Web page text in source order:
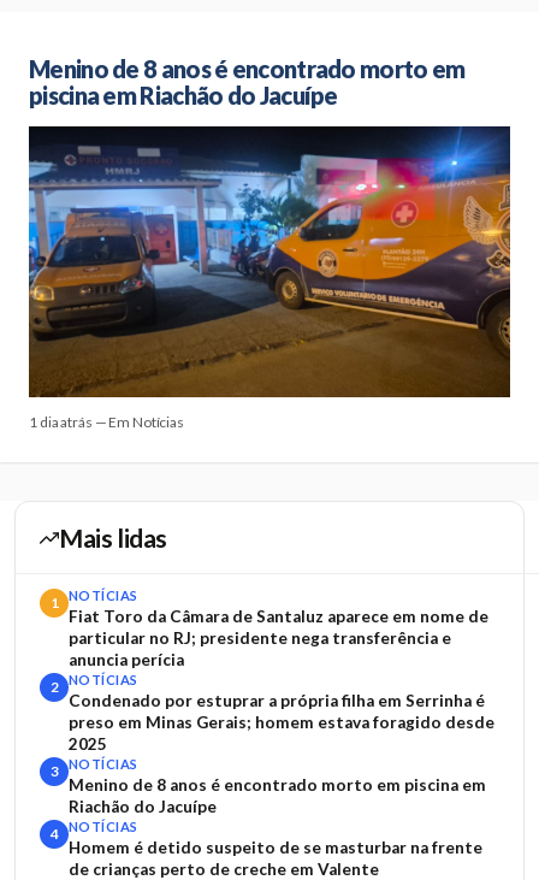
Menino de 8 anos é encontrado morto em
piscina em Riachão do Jacuípe
1 dia atrás — Em Notícias
Mais lidas
1 NOTÍCIAS
Fiat Toro da Câmara de Santaluz aparece em nome de
particular no RJ; presidente nega transferência e
anuncia perícia
2 NOTÍCIAS
Condenado por estuprar a própria filha em Serrinha é
preso em Minas Gerais; homem estava foragido desde
2025
3 NOTÍCIAS
Menino de 8 anos é encontrado morto em piscina em
Riachão do Jacuípe
4 NOTÍCIAS
Homem é detido suspeito de se masturbar na frente
de crianças perto de creche em Valente